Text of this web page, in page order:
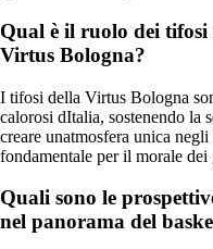
Qual è il ruolo dei tifosi
Virtus Bologna?
I tifosi della Virtus Bologna
calorosi dItalia, sostenendo la
creare unatmosfera unica
fondamentale per il morale dei
Quali sono le
nel panorama del